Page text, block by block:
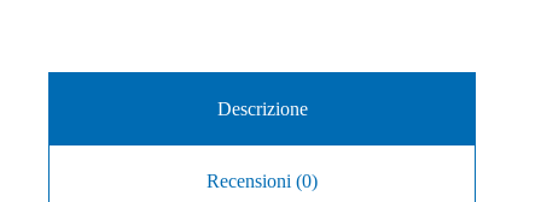
Descrizione
Recensioni (0)